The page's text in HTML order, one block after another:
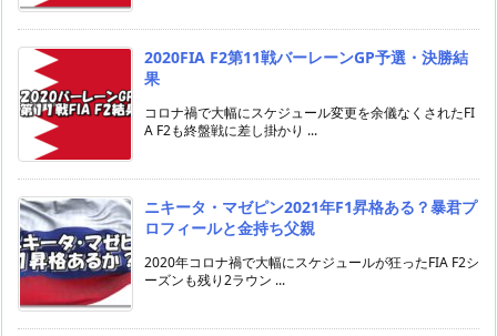
2020FIA F2第11戦バーレーンGP予選・決勝結
果
コロナ禍で大幅にスケジュール変更を余儀なくされたFI
A F2も終盤戦に差し掛かり ...
ニキータ・マゼピン2021年F1昇格ある？暴君プ
ロフィールと金持ち父親
2020年コロナ禍で大幅にスケジュールが狂ったFIA F2シ
ーズンも残り2ラウン ...